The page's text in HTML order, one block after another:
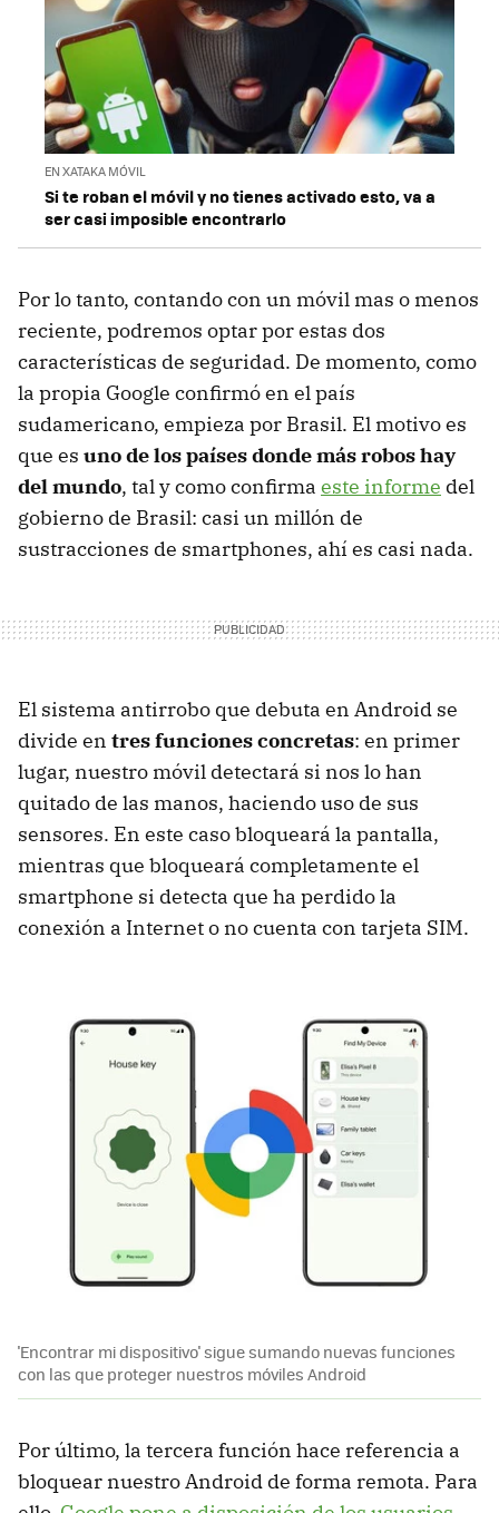
EN XATAKA MÓVIL
Si te roban el móvil y no tienes activado esto, va a
ser casi imposible encontrarlo
Por lo tanto, contando con un móvil mas o menos
reciente, podremos optar por estas dos
características de seguridad. De momento, como
la propia Google confirmó en el país
sudamericano, empieza por Brasil. El motivo es
que es uno de los países donde más robos hay
del mundo, tal y como confirma este informe del
gobierno de Brasil: casi un millón de
sustracciones de smartphones, ahí es casi nada.
El sistema antirrobo que debuta en Android se
divide en tres funciones concretas: en primer
lugar, nuestro móvil detectará si nos lo han
quitado de las manos, haciendo uso de sus
sensores. En este caso bloqueará la pantalla,
mientras que bloqueará completamente el
smartphone si detecta que ha perdido la
conexión a Internet o no cuenta con tarjeta SIM.
'Encontrar mi dispositivo' sigue sumando nuevas funciones
con las que proteger nuestros móviles Android
Por último, la tercera función hace referencia a
bloquear nuestro Android de forma remota. Para